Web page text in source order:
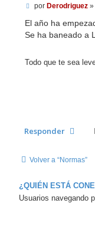
M
n
a
por Derodriguez»
El año ha
Se ha baneado a
Todo que te sea
Responder
Volver a “Normas”
¿QUIÉN ESTÁ
Usuarios navegando